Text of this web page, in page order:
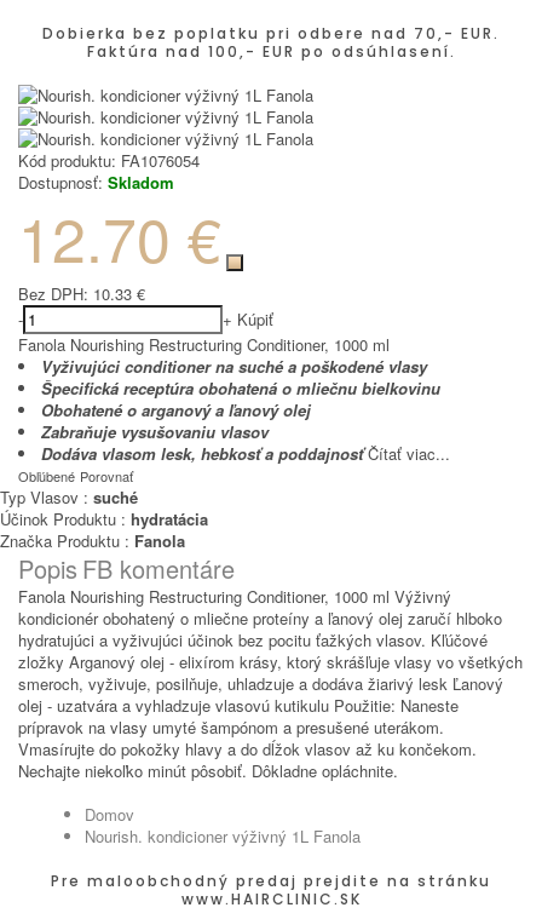
Dobierka bez poplatku pri odbere nad 70,- EUR.
Faktúra nad 100,- EUR po odsúhlasení.
Kód produktu: FA1076054
Dostupnosť: Skladom
12.70 €
Bez DPH: 10.33 €
-
+ Kúpiť
Fanola Nourishing Restructuring Conditioner, 1000 ml
Vyživujúci conditioner na suché a poškodené vlasy
Špecifická receptúra obohatená o mliečnu bielkovinu
Obohatené o arganový a ľanový olej
Zabraňuje vysušovaniu vlasov
Dodáva vlasom lesk, hebkosť a poddajnosť Čítať viac...
Obľúbené Porovnať
Typ Vlasov : suché
Účinok Produktu : hydratácia
Značka Produktu : Fanola
Popis FB komentáre
Fanola Nourishing Restructuring Conditioner, 1000 ml Výživný
kondicionér obohatený o mliečne proteíny a ľanový olej zaručí hlboko
hydratujúci a vyživujúci účinok bez pocitu ťažkých vlasov. Kľúčové
zložky Arganový olej - elixírom krásy, ktorý skrášľuje vlasy vo všetkých
smeroch, vyživuje, posilňuje, uhladzuje a dodáva žiarivý lesk Ľanový
olej - uzatvára a vyhladzuje vlasovú kutikulu Použitie: Naneste
prípravok na vlasy umyté šampónom a presušené uterákom.
Vmasírujte do pokožky hlavy a do dĺžok vlasov až ku končekom.
Nechajte niekoľko minút pôsobiť. Dôkladne opláchnite.
Domov
Nourish. kondicioner výživný 1L Fanola
Pre maloobchodný predaj prejdite na stránku
www.HAIRCLINIC.SK